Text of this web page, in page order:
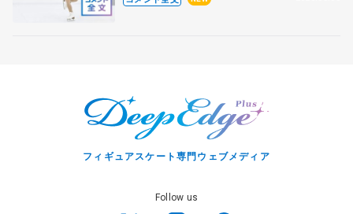
フィギュアスケート専門ウェブメディア
Follow us